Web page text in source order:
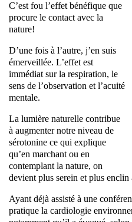
C’est fou l’effet bénéfique que
procure le contact avec la
nature!
D’une fois à l’autre, j’en suis
émerveillée. L’effet est
immédiat sur la respiration, le
sens de l’observation et l’acuité
mentale.
La lumière naturelle contribue
à augmenter notre niveau de
sérotonine ce qui explique
qu’en marchant ou en
contemplant la nature, on
devient plus serein et plus enclin
Ayant déjà assisté à une
pratique la cardiologie